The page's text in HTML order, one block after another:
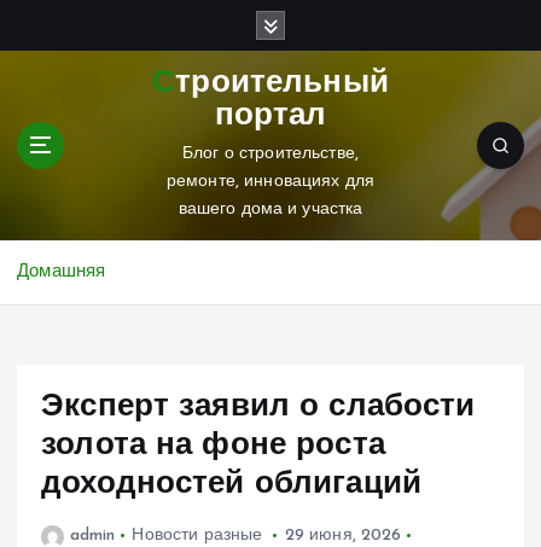
Строительный
портал
Блог о строительстве,
ремонте, инновациях для
вашего дома и участка
Домашняя
Эксперт заявил о слабости
золота на фоне роста
доходностей облигаций
admin Новости разные
29 июня, 2026